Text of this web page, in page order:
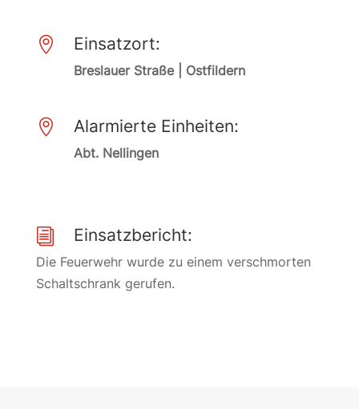
 Einsatzort:
Breslauer Straße | Ostfildern
 Alarmierte Einheiten:
Abt. Nellingen
i Einsatzbericht:
Die Feuerwehr wurde zu einem verschmorten
Schaltschrank gerufen.